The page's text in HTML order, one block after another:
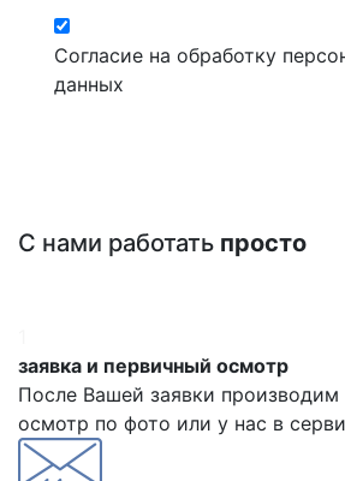
Согласие на обработку
данных
С нами работать просто
заявка и первичный осмотр
После Вашей заявки производим
осмотр по фото или у нас в